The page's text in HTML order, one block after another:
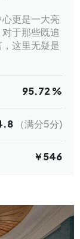
更是一大亮
于那些既追
这里无疑是
95.72 %
（满分5分)
￥546